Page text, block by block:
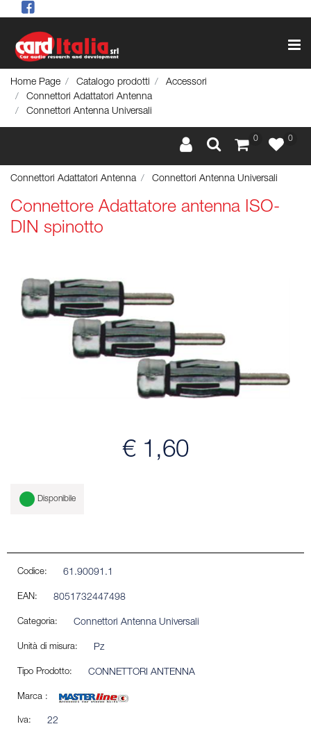
Home Page Catalogo prodotti
Accessori
Connettori Adattatori Antenna
Connettori Antenna Universali
0 0
Connettori Adattatori Antenna Connettori Antenna Universali
Connettore Adattatore antenna ISO-
DIN spinotto
€ 1,60
Disponibile
Codice: 61.90091.1
EAN: 8051732447498
Categoria: Connettori Antenna Universali
Unità di misura: Pz
Tipo Prodotto: CONNETTORI ANTENNA
Marca :
Iva: 22